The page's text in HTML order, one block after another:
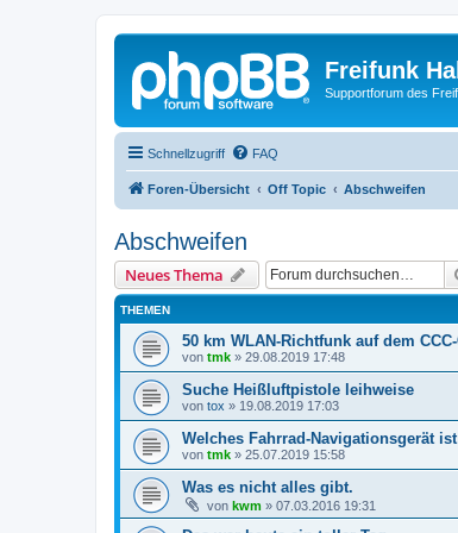
Freifunk
Supportforum des
Schnellzugriff FAQ
Foren-Übersicht Off Topic Abschweifen
Abschweifen
Neues Thema
THEMEN
50 km WLAN-Richtfunk auf dem
von tmk » 29.08.2019 17:48
Suche Heißluftpistole leihweise
von tox » 19.08.2019 17:03
Welches Fahrrad-Navigationsgerät
von tmk » 25.07.2019 15:58
Was es nicht alles gibt.
von kwm » 07.03.2016 19:31